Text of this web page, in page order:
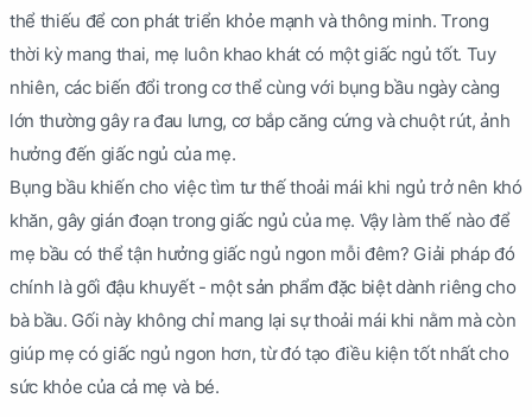
thể thiếu để con phát triển khỏe mạnh và thông minh. Trong
thời kỳ mang thai, mẹ luôn khao khát có một giấc ngủ tốt. Tuy
nhiên, các biến đổi trong cơ thể cùng với bụng bầu ngày càng
lớn thường gây ra đau lưng, cơ bắp căng cứng và chuột rút, ảnh
hưởng đến giấc ngủ của mẹ.
Bụng bầu khiến cho việc tìm tư thế thoải mái khi ngủ trở nên khó
khăn, gây gián đoạn trong giấc ngủ của mẹ. Vậy làm thế nào để
mẹ bầu có thể tận hưởng giấc ngủ ngon mỗi đêm? Giải pháp đó
chính là gối đậu khuyết - một sản phẩm đặc biệt dành riêng cho
bà bầu. Gối này không chỉ mang lại sự thoải mái khi nằm mà còn
giúp mẹ có giấc ngủ ngon hơn, từ đó tạo điều kiện tốt nhất cho
sức khỏe của cả mẹ và bé.